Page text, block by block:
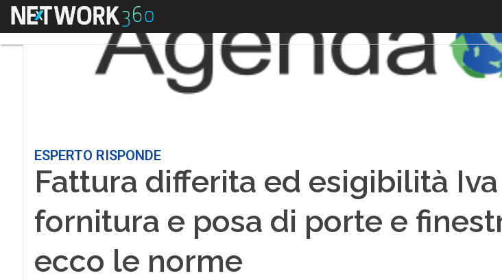
Menu
ESPERTO RISPONDE
Fattura differita ed esigibilità
fornitura e posa di porte e
ecco le norme